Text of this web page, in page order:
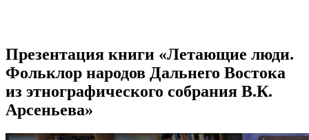
Презентация книги «Летающие люди.
Фольклор народов Дальнего Востока
из этнографического собрания В.К.
Арсеньева»